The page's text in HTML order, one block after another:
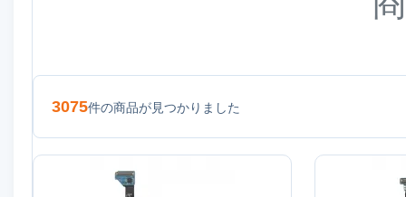
3075件の商品が見つかりました